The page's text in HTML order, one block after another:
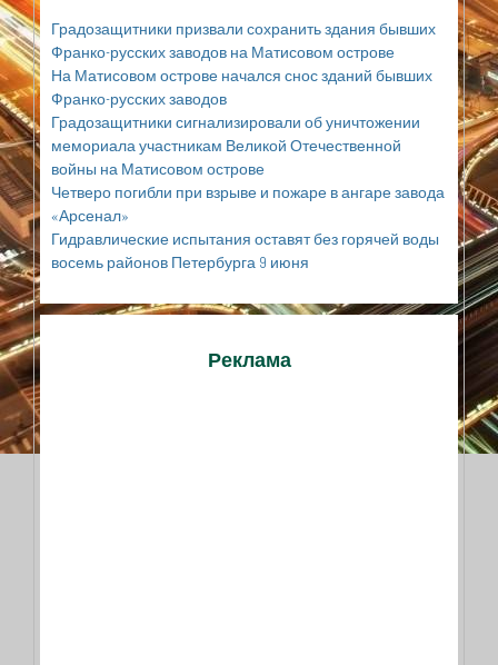
д
е
р
а
н
и
ю
Градозащитники призвали сохранить здания бывших
Франко-русских заводов на Матисовом острове
На Матисовом острове начался снос зданий бывших
Франко-русских заводов
Градозащитники сигнализировали об уничтожении
мемориала участникам Великой Отечественной
войны на Матисовом острове
Четверо погибли при взрыве и пожаре в ангаре завода
«Арсенал»
Гидравлические испытания оставят без горячей воды
восемь районов Петербурга 9 июня
Реклама